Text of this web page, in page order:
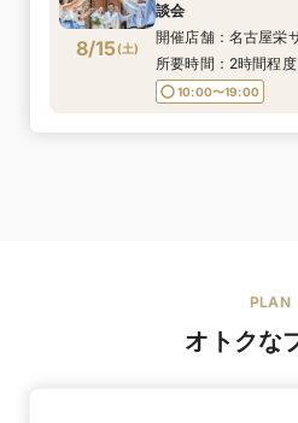
8/15(土)
談会
開催店舗：名古屋栄
所要時間：2時間程度
10:00〜19:00
PLAN
オトクな